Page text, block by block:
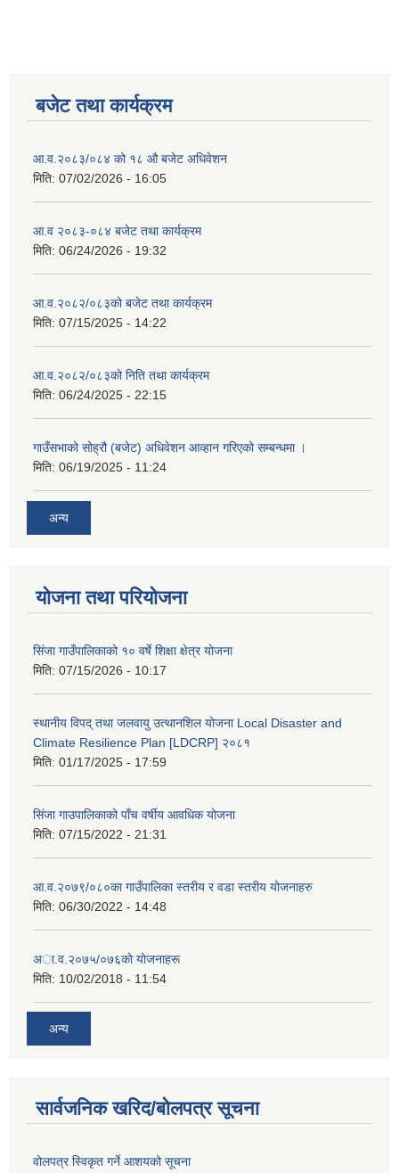
बजेट तथा कार्यक्रम
आ.व.२०८३/०८४ को १८ ‍औ बजेट अधिवेशन
मिति: 07/02/2026 - 16:05
आ.व २०८३-०८४ बजेट तथा कार्यक्रम
मिति: 06/24/2026 - 19:32
आ.व.२०८२/०८३को बजेट तथा कार्यक्रम
मिति: 07/15/2025 - 14:22
आ.व.२०८२/०८३को निति तथा कार्यक्रम
मिति: 06/24/2025 - 22:15
गाउँसभाको सोह्रौ (बजेट) अधिवेशन आव्हान गरिएको सम्बन्धमा ।
मिति: 06/19/2025 - 11:24
अन्य
योजना तथा परियोजना
सिंजा गाउँपालिकाको १० वर्षे शिक्षा क्षेत्र योजना
मिति: 07/15/2026 - 10:17
स्थानीय विपद् तथा जलवायु उत्थानशिल योजना Local Disaster and
Climate Resilience Plan [LDCRP] २०८१
मिति: 01/17/2025 - 17:59
सिंजा गाउपालिकाको पाँच वर्षीय आवधिक योजना
मिति: 07/15/2022 - 21:31
आ.व.२०७९/०८०का गाउँपालिका स्तरीय र वडा स्तरीय योजनाहरु
मिति: 06/30/2022 - 14:48
अा‍‍.व.२०७५/०७६काे याेजनाहरू
मिति: 10/02/2018 - 11:54
अन्य
सार्वजनिक खरिद/बोलपत्र सूचना
वोलपत्र स्विकृत गर्ने आशयको सूचना